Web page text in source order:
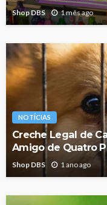
Shop DBS 1 mês ago
NOTÍCIAS
Creche Legal de
Amigo de Quatro
Shop DBS 1 ano ago